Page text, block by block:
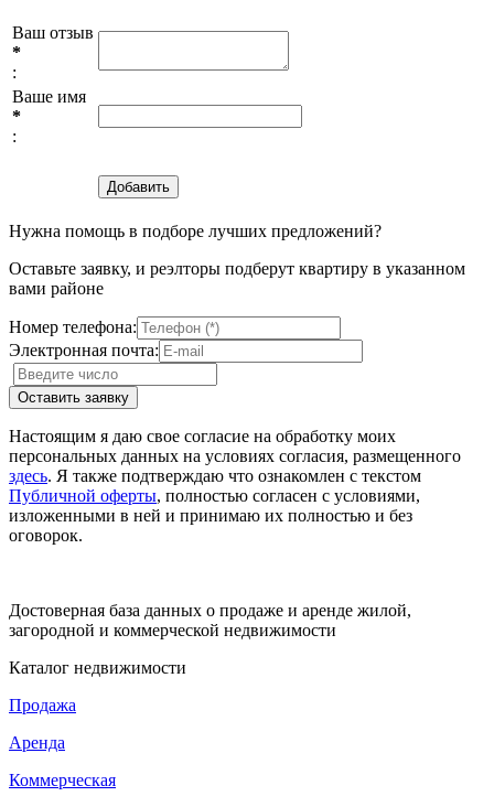
Ваш отзыв
*
:
Ваше имя
*
:
Нужна помощь в подборе лучших предложений?
Оставьте заявку, и реэлторы подберут квартиру в указанном
вами районе
Номер телефона:
Электронная почта:
Настоящим я даю свое согласие на обработку моих
персональных данных на условиях согласия, размещенного
здесь. Я также подтверждаю что ознакомлен с текстом
Публичной оферты, полностью согласен с условиями,
изложенными в ней и принимаю их полностью и без
оговорок.
Достоверная база данных о продаже и аренде жилой,
загородной и коммерческой недвижимости
Каталог недвижимости
Продажа
Аренда
Коммерческая